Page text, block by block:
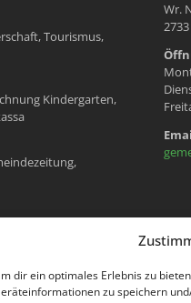
dir ein optimales Erlebnis zu
zu speichern
Tourismus,
Kindergarten,
Meldeamt,
Wr.